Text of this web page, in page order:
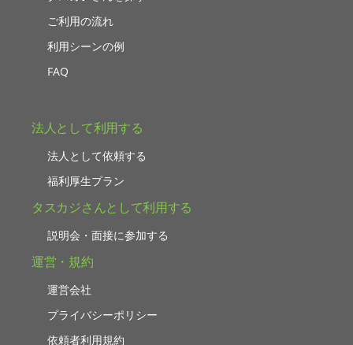
ご利用の流れ
利用シーンの例
FAQ
法人として利用する
法人として依頼する
福利厚生プラン
タスカジさんとして利用する
説明会・面接に参加する
運営・規約
運営会社
プライバシーポリシー
依頼者利用規約